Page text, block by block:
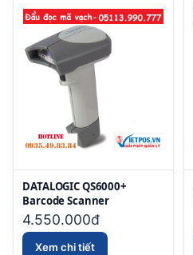
DATALOGIC QS6000+
Barcode Scanner
4.550.000đ
Xem chi tiết